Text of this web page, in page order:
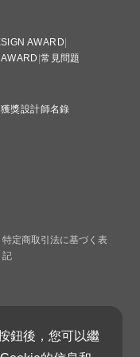
AWARD
常見問題
獲獎設計師名錄
特定商取引法に基づく表
記
計振興會（Japan
鈕後，您可以繼